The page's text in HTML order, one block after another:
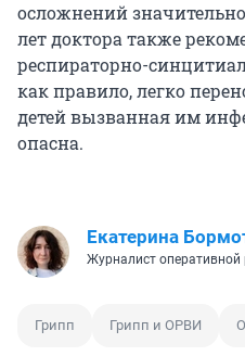
осложнений
лет доктора также
респираторно-
как правило, легко
детей вызванная им
опасна.
Екатерина
Журналист оперативной
Грипп Грипп и ОРВИ